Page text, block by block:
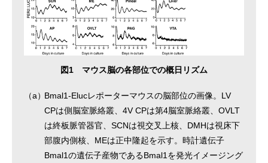
図1 マウス脳の各部位での概日リズム
（a）Bmal1-Elucレポーターマウスの脳部位の画像。LV
CPは側脳室脈絡叢、4V CPは第4脳室脈絡叢、OVLT
は終板脈管器官、SCNは視交叉上核、DMHは視床下
部腹内側核、MEは正中隆起を示す。時計遺伝子
Bmal1の遺伝子産物であるBmal1を発光イメージング